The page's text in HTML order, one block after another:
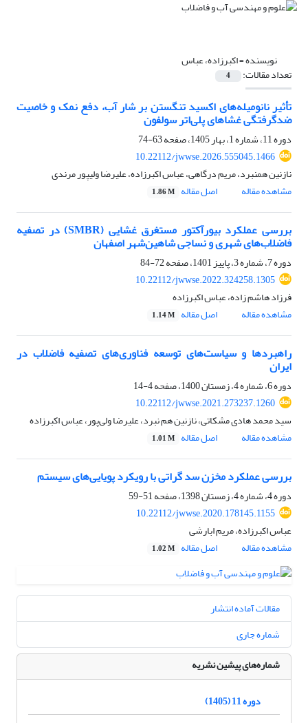
نویسنده =اکبرزاده، عباس
تعداد مقالات: 4
تأثیر نانومیله‌های اکسید تنگستن بر شار آب، دفع نمک و خاصیت
ضدگرفتگی غشاهای پلی‌اتر سولفون
دوره 11، شماره 1، بهار 1405، صفحه
63-74
10.22112/jwwse.2026.555045.1466
نازنین همنبرد، مریم درگاهی، عباس اکبرزاده، علیرضا ولیپور مرندی
مشاهده مقاله
اصل مقاله 1.86 M
بررسی عملکرد بیورآکتور مستغرق غشایی (SMBR) در تصفیه
فاضلاب‌های شهری و نساجی شاهین‌شهر اصفهان
دوره 7، شماره 3، پاییز 1401، صفحه
72-84
10.22112/jwwse.2022.324258.1305
فرزاد هاشم زاده، عباس اکبرزاده
مشاهده مقاله
اصل مقاله 1.14 M
راهبردها و سیاست‌های توسعه فناوری‌های تصفیه فاضلاب در
ایران
دوره 6، شماره 4، زمستان 1400، صفحه
4-14
10.22112/jwwse.2021.273237.1260
سید محمد هادی مشکاتی، نازنین هم نبرد، علیرضا ولی‌پور، عباس اکبرزاده
مشاهده مقاله
اصل مقاله 1.01 M
بررسی عملکرد مخزن سد گراتی با رویکرد پویایی‌های سیستم
دوره 4، شماره 4، زمستان 1398، صفحه
51-59
10.22112/jwwse.2020.178145.1155
عباس اکبرزاده، مریم ابارشی
مشاهده مقاله
اصل مقاله 1.02 M
مقالات آماده انتشار
شماره جاری
شماره‌های پیشین نشریه
دوره 11 (1405)